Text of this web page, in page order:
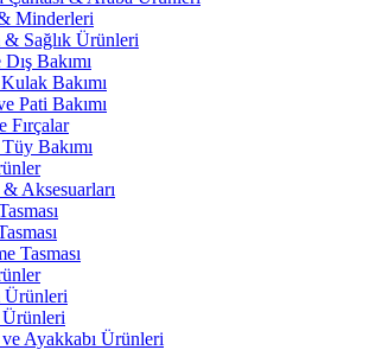
Minderleri
Sağlık Ürünleri
Bakımı
Bakımı
Pati Bakımı
Fırçalar
Bakımı
Aksesuarları
Tasması
Ayakkabı Ürünleri